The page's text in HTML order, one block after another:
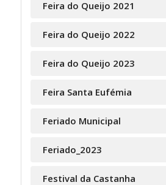
Feira do Queijo 2021
Feira do Queijo 2022
Feira do Queijo 2023
Feira Santa Eufémia
Feriado Municipal
Feriado_2023
Festival da Castanha